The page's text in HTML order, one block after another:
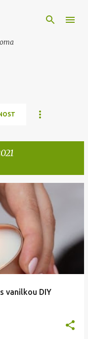
vanilkou DIY